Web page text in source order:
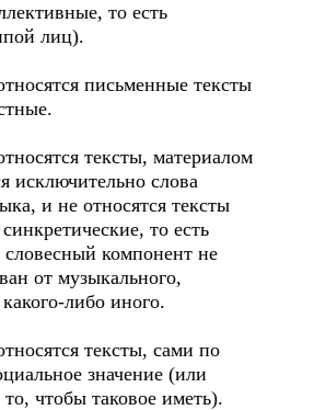
то есть
лиц).
письменные тексты
тексты, материалом
исключительно слова
и не относятся тексты
то есть
словесный компонент не
от музыкального,
либо иного.
тексты, сами по
значение (или
чтобы таковое иметь).